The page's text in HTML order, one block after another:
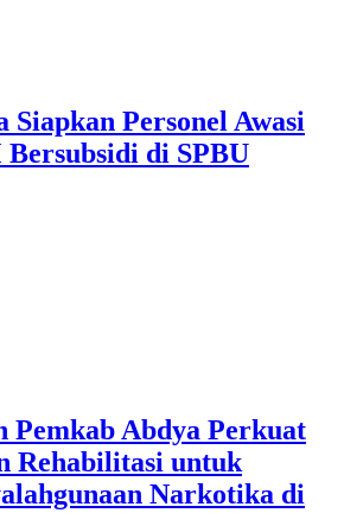
Siapkan Personel Awasi
di SPBU
Pemkab Abdya Perkuat
Rehabilitasi untuk
Narkotika di